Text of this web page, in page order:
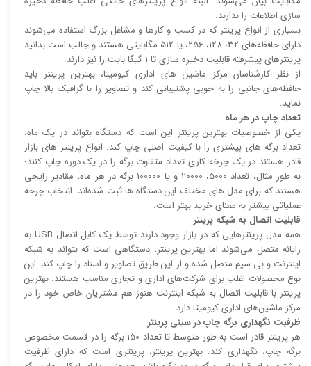
سازی اطلاعات را ندارند.
بسیاری از انواع پرینتر که در کسب و کار‌ها و مشاغل بزرگ استفاده می‌شوند
دارای حافظه‌های 32، 128، 256، یا 512 مگابایتی هستند و جالب است بدانید
پرینتر‌های پیشرفته قابلیت ذخیره سازی تا 1 گیگا بایت را نیز دارند.
از نظر کارشناسان مرکز ماشین های اداری کیومیتا، بهترین پرینتر باید
حافظه‌های جانبی را به خوبی پشتیبانی کند و تصاویر را با گرافیک بالا چاپ
نماید.
تعداد چاپ در هر ماه
یکی از خصوصیات بهترین پرینتر این است که دستگاه بتواند در یک ماه،
تعداد برگه های بیشتری را با کیفیت اصلی چاپ کند. انواع پرینتر های بازار
قادر هستند در یک چرخه کاری تعداد متفاوت برگه را در یک دوره چاپ کنند؛
به طور مثال، تعداد 5000، 20000 و یا 100000 برگه در هر ماه، مقادیر رایجی
هستند که برای مدل های مختلف این دستگاه ها ثبت شده‌اند. انتخاب چرخه
عملیاتی بیشتر به معنای خرید بهتر است.
قابلیت اتصال به شبکه پرینتر
همه مدل پرینتر‌هایی که در بازار وجود دارند توسط یک کابل اتصال USB به
رایانه متصل می‌شوند اما بهترین پرینتر، دستگاهی است که بتواند به شبکه
اینترنت و بی سیم متصل شده و از این طریق تصاویر و اسناد را چاپ کند. این
نوع محصولات اغلب برای شرکت‌های اداری و تجاری مناسب هستند. بهترین
پرینتر با قابلیت اتصال به شبکه اینترنت هنوز هم مشتریان خاص خود را در
مرکز ماشین‌های اداری کیومیتا دارد.
ظرفیت نگهداری برگه چاپ در سینی پرینتر
هر پرینتر قادر است به طور متوسط تا تعداد 150 برگه را در قسمت مخصوص
برگه چاپ، نگهداری کند. بهترین پرینتر، پرینتری است که دارای ظرفیت